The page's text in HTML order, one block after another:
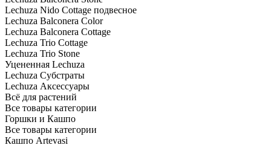
Lechuza Nido Cottage подвесное
Lechuza Balconera Color
Lechuza Balconera Cottage
Lechuza Trio Cottage
Lechuza Trio Stone
Уцененная Lechuza
Lechuza Субстраты
Lechuza Аксессуары
Всё для растений
Все товары категории
Горшки и Кашпо
Все товары категории
Кашпо Artevasi